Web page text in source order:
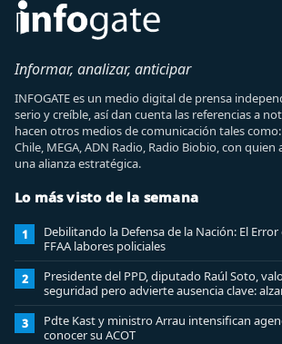
Informar, analizar, anticipar
INFOGATE es un medio digital de prensa
serio y creíble, así dan cuenta las referencias a
hacen otros medios de comunicación tales
Chile, MEGA, ADN Radio, Radio Biobio, con
una alianza estratégica.
Lo más visto de la semana
1
Debilitando la Defensa de la Nación: El
FFAA labores policiales
2
Presidente del PPD, diputado Raúl Soto,
seguridad pero advierte ausencia clave:
bancario
3
Pdte Kast y ministro Arrau intensifican
conocer su ACOT